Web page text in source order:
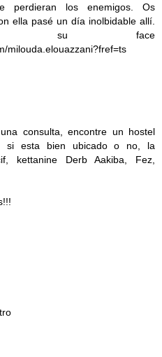
perdieran los enemigos. Os
ella pasé un día inolbidable allí.
su face
milouda.elouazzani?fref=ts
consulta, encontre un hostel
si esta bien ubicado o no, la
kettanine Derb Aakiba, Fez,